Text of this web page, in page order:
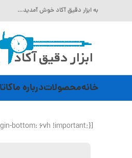
به ابزار دقیق آکاد خوش آمدید…
خانهمحصولاتدرباره ما
[vc_row css_animation=”fadeIn” css=”.vc_custom_1481481162117{margin-bottom: 6vh !important;}”][vc_column]